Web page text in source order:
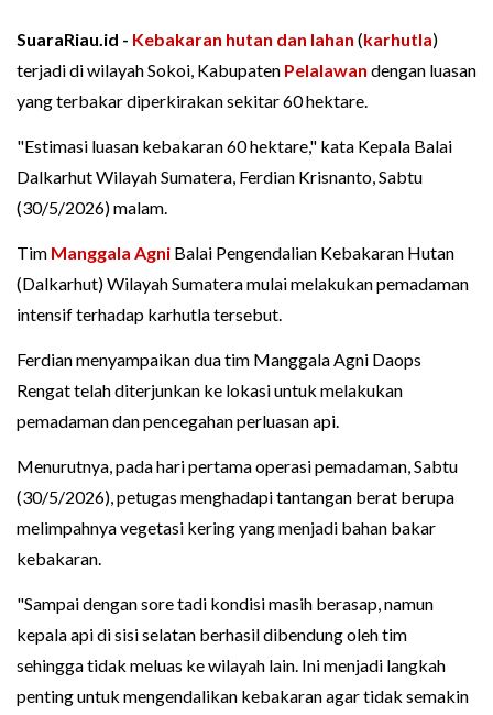
SuaraRiau.id - Kebakaran hutan dan lahan (karhutla)
terjadi di wilayah Sokoi, Kabupaten Pelalawan dengan luasan
yang terbakar diperkirakan sekitar 60 hektare.
"Estimasi luasan kebakaran 60 hektare," kata Kepala Balai
Dalkarhut Wilayah Sumatera, Ferdian Krisnanto, Sabtu
(30/5/2026) malam.
Tim Manggala Agni Balai Pengendalian Kebakaran Hutan
(Dalkarhut) Wilayah Sumatera mulai melakukan pemadaman
intensif terhadap karhutla tersebut.
Ferdian menyampaikan dua tim Manggala Agni Daops
Rengat telah diterjunkan ke lokasi untuk melakukan
pemadaman dan pencegahan perluasan api.
Menurutnya, pada hari pertama operasi pemadaman, Sabtu
(30/5/2026), petugas menghadapi tantangan berat berupa
melimpahnya vegetasi kering yang menjadi bahan bakar
kebakaran.
"Sampai dengan sore tadi kondisi masih berasap, namun
kepala api di sisi selatan berhasil dibendung oleh tim
sehingga tidak meluas ke wilayah lain. Ini menjadi langkah
penting untuk mengendalikan kebakaran agar tidak semakin